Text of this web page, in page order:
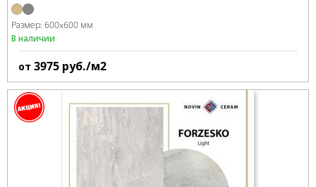
Размер: 600x600 мм
В наличии
от 3975 руб./м2